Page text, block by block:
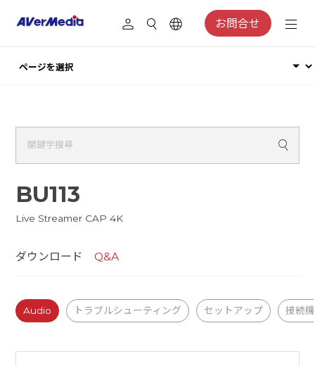
お問合せ
BU113
Live Streamer CAP 4K
ダウンロード Q&A
Audio トラブルシューティング セットアップ 接続